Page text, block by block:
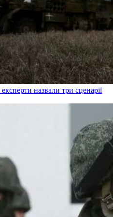
назвали три сценарії